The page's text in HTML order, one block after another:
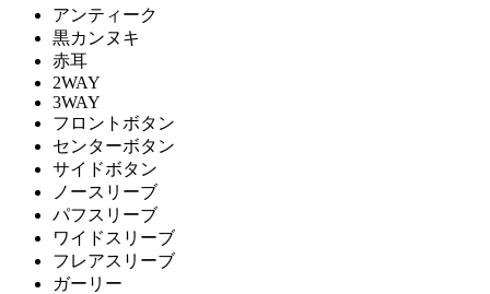
アンティーク
黒カンヌキ
赤耳
2WAY
3WAY
フロントボタン
センターボタン
サイドボタン
ノースリーブ
パフスリーブ
ワイドスリーブ
フレアスリーブ
ガーリー